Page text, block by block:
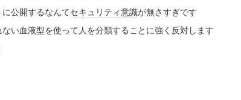
に公開するなんてセキュリティ意識が無さすぎです
い血液型を使って人を分類することに強く反対します